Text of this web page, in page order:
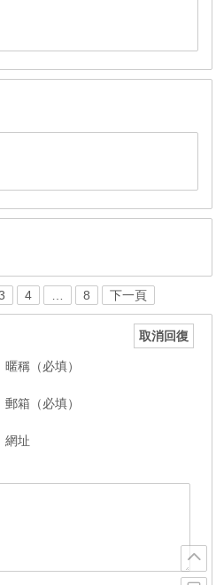
4 8 下一頁
取消回復
暱稱（必填）
郵箱（必填）
網址